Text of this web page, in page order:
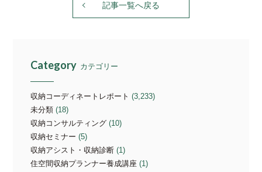
記事一覧へ戻る
Category カテゴリー
収納コーディネートレポート (3,233)
未分類 (18)
収納コンサルティング (10)
収納セミナー (5)
収納アシスト・収納診断 (1)
住空間収納プランナー養成講座 (1)